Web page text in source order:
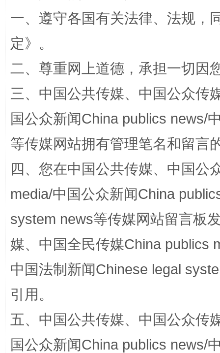
阿坝州三大球赛在茂县开幕 规模
国家大学科技园优化重塑工作
一、遵守各国有关法律、法规，
定》。
二、尊重网上道德，承担一切因
三、中国公共传媒、中国公众传
国公众新闻China publics news/
等传媒网站拥有管理笔名和留言
四、您在中国公共传媒、中国公
media/中国公众新闻China
system news等传媒网站留言板
媒、中国全民传媒China publics
中国法制新闻Chinese legal
引用。
五、中国公共传媒、中国公众传
国公众新闻China publics news/